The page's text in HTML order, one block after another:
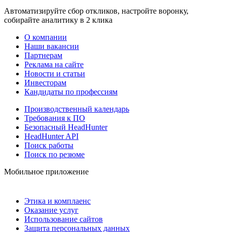
Автоматизируйте сбор откликов, настройте воронку,
собирайте аналитику в 2 клика
О компании
Наши вакансии
Партнерам
Реклама на сайте
Новости и статьи
Инвесторам
Кандидаты по профессиям
Производственный календарь
Требования к ПО
Безопасный HeadHunter
HeadHunter API
Поиск работы
Поиск по резюме
Мобильное приложение
Этика и комплаенс
Оказание услуг
Использование сайтов
Защита персональных данных